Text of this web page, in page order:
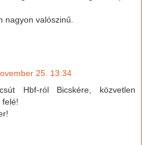
nagyon valószinű.
25. 13:34
Hbf-ról Bicskére, közvetlen
felé!